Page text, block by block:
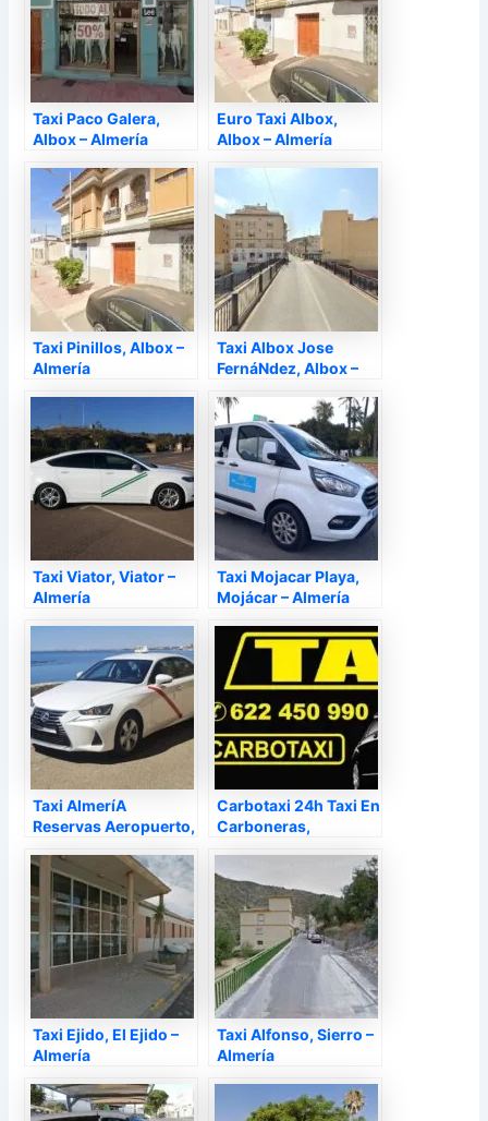
Taxi Paco Galera,
Albox – Almería
Euro Taxi Albox,
Albox – Almería
Taxi Pinillos, Albox –
Almería
Taxi Albox Jose
FernáNdez, Albox –
Taxi Viator, Viator –
Almería
Taxi Mojacar Playa,
Mojácar – Almería
Taxi AlmeríA
Reservas Aeropuerto,
Carbotaxi 24h Taxi En
Carboneras,
Taxi Ejido, El Ejido –
Almería
Taxi Alfonso, Sierro –
Almería